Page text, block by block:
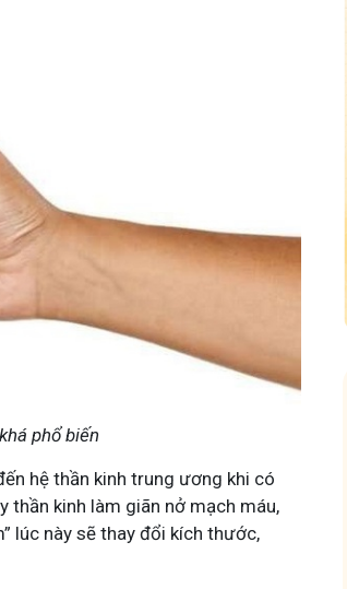
phổ biến
hệ thần kinh trung ương khi có
thần kinh làm giãn nở mạch máu,
lúc này sẽ thay đổi kích thước,
Hội Đau Xương Khớp - Tuấn Tôi Đồng Hành